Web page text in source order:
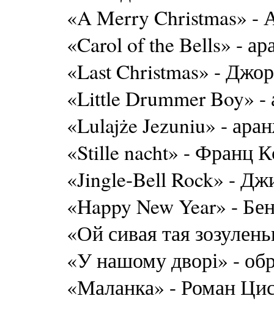
«A Merry Christmas» -
«Carol of the Bells» -
«Last Christmas» -
«Little Drummer Boy» -
«Lulajże Jezuniu» -
«Stille nacht» - Франц
«Jingle-Bell Rock» -
«Happy New Year» -
«Ой сивая тая
«У нашому дворі» -
«Маланка» - Роман